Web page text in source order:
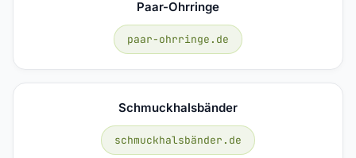
Paar-Ohrringe
paar-ohrringe.de
Schmuckhalsbänder
schmuckhalsbänder.de